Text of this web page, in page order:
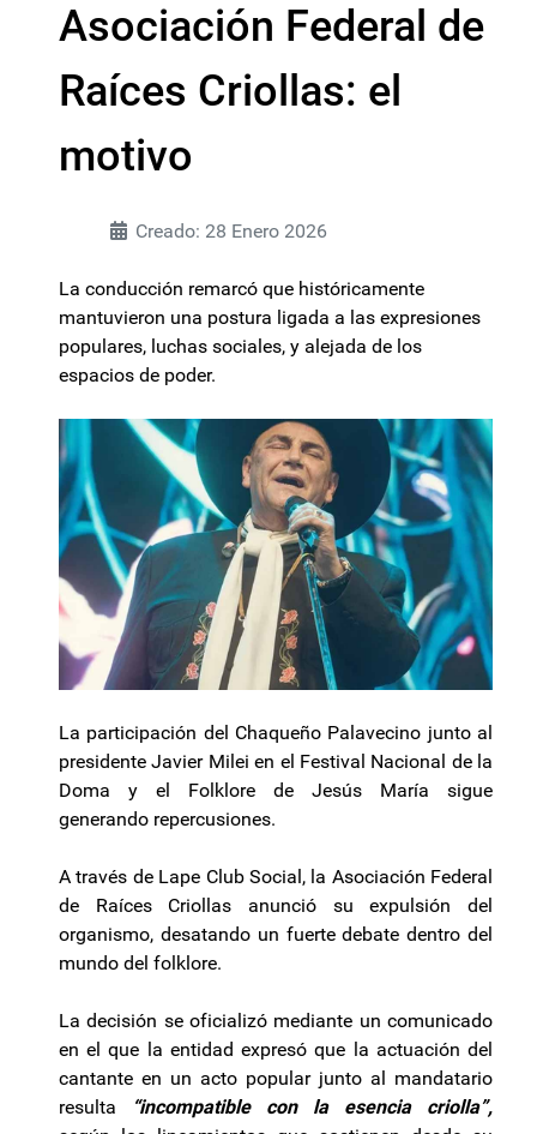
Asociación Federal de
Raíces Criollas: el
motivo
Creado: 28 Enero 2026
La conducción remarcó que históricamente
mantuvieron una postura ligada a las expresiones
populares, luchas sociales, y alejada de los
espacios de poder.
La participación del Chaqueño Palavecino junto al
presidente Javier Milei en el Festival Nacional de la
Doma y el Folklore de Jesús María sigue
generando repercusiones.
A través de Lape Club Social, la Asociación Federal
de Raíces Criollas anunció su expulsión del
organismo, desatando un fuerte debate dentro del
mundo del folklore.
La decisión se oficializó mediante un comunicado
en el que la entidad expresó que la actuación del
cantante en un acto popular junto al mandatario
resulta
“incompatible con la esencia criolla”,